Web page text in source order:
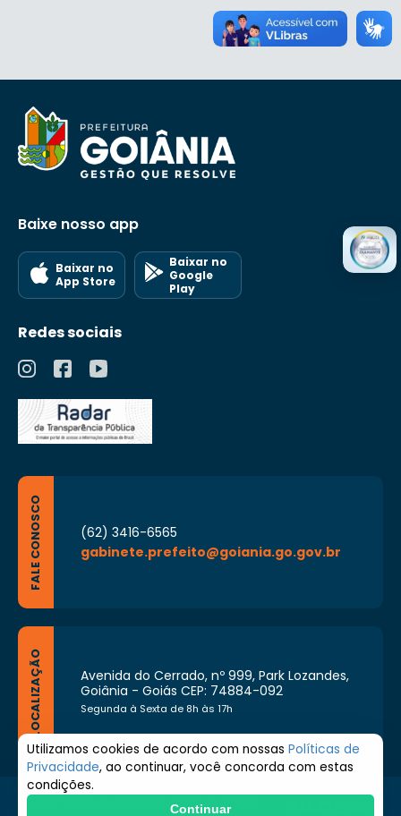
Baixe nosso app
Baixar no
App Store
Baixar no
Google
Play
Redes sociais
FALE CONOSCO
(62) 3416-6565
gabinete.prefeito@goiania.go.gov.br
LOCALIZAÇÃO
Avenida do Cerrado, nº 999, Park Lozandes,
Goiânia - Goiás CEP: 74884-092
Segunda à Sexta de 8h às 17h
© 2026 Prefeitura de Goiânia. Todos os direitos
Utilizamos cookies de acordo com nossas Políticas de
Privacidade, ao continuar, você concorda com estas
condições.
Continuar